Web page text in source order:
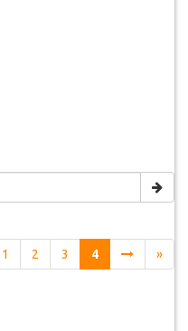
1 2 3 4 »